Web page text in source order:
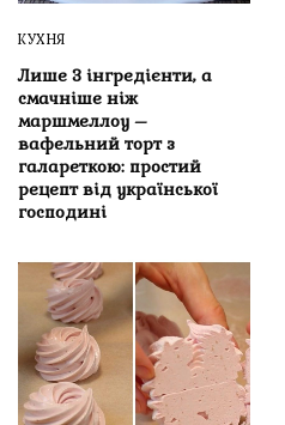
КУХНЯ
Лише 3 інгредієнти, а
смачніше ніж
маршмеллоу –
вафельний торт з
галареткою: простий
рецепт від української
господині